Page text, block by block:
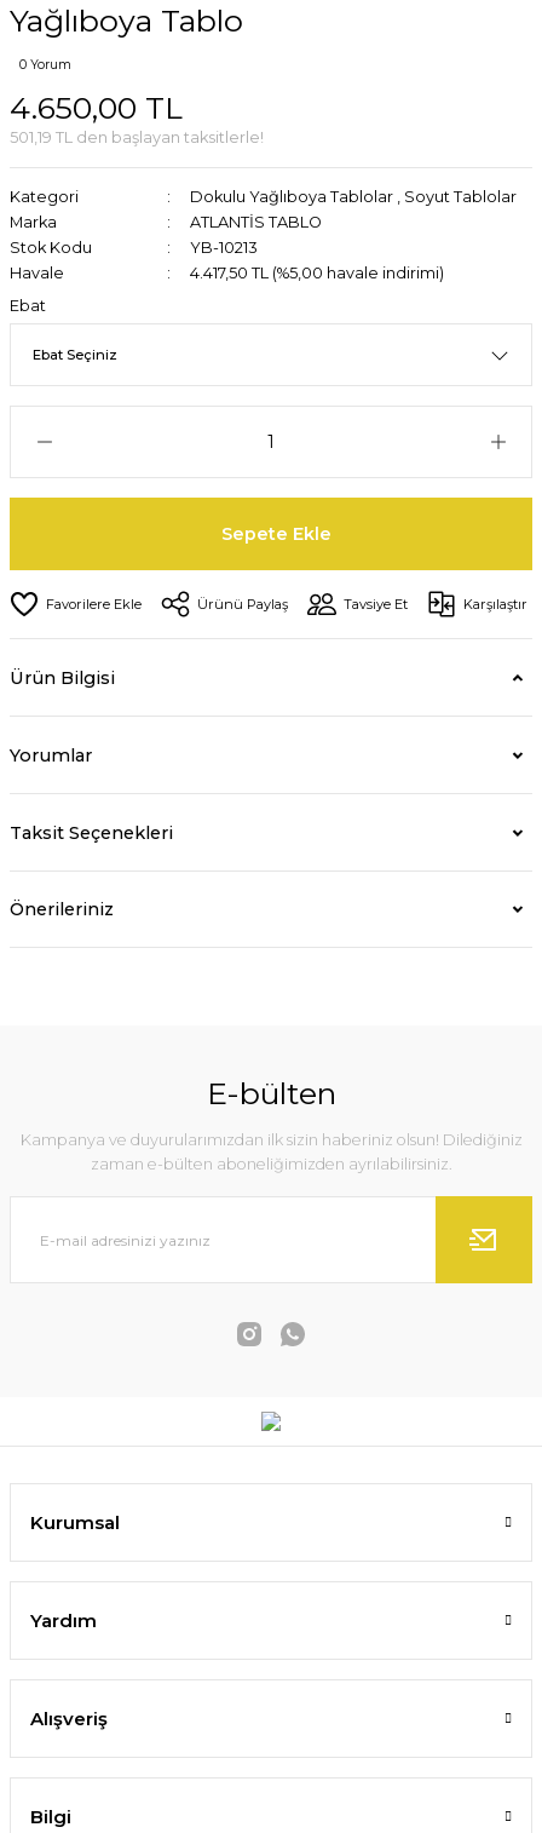
Yağlıboya Tablo
0 Yorum
4.650,00 TL
501,19 TL den başlayan taksitlerle!
Kategori Dokulu Yağlıboya Tablolar , Soyut Tablolar
Marka
ATLANTİS TABLO
Stok Kodu
YB-10213
Havale
4.417,50 TL (%5,00 havale indirimi)
Ebat
Sepete Ekle
Ürünü Paylaş Tavsiye Et Karşılaştır
Ürün Bilgisi
Yorumlar
Taksit Seçenekleri
Önerileriniz
E-bülten
Kampanya ve duyurularımızdan ilk sizin haberiniz olsun! Dilediğiniz
zaman e-bülten aboneliğimizden ayrılabilirsiniz.
Kurumsal
Yardım
Alışveriş
Bilgi